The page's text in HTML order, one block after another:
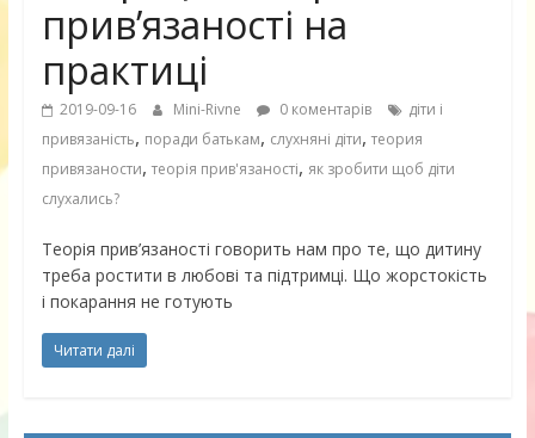
прив’язаності на
практиці
2019-09-16 Mini-Rivne 0 коментарів
діти і
привязаність, поради батькам, слухняні діти, теория
привязаности, теорія прив'язаності, як зробити щоб діти
слухались?
Теорія прив’язаності говорить нам про те, що дитину
треба ростити в любові та підтримці. Що жорстокість
і покарання не готують
Читати далі